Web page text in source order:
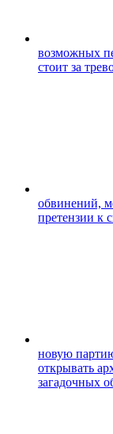
возможных
стоит за
обвинений,
претензии к
новую
открывать
загадочных